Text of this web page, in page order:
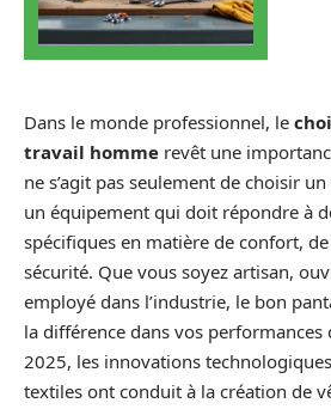
Dans le monde professionnel, le
travail homme revêt une
ne s’agit pas seulement de choisir
un équipement qui doit répondre à
spécifiques en matière de confort,
sécurité. Que vous soyez artisan,
employé dans l’industrie, le bon
la différence dans vos performances
2025, les innovations
textiles ont conduit à la création de